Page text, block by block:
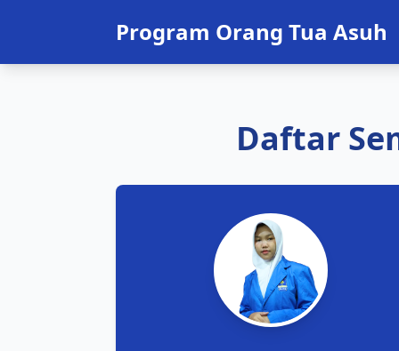
Program Orang Tua Asuh
Daftar